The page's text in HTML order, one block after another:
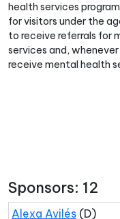
health services
for visitors under the
to receive referrals for
services and,
receive mental health
Sponsors: 12
Alexa Avilés (D)